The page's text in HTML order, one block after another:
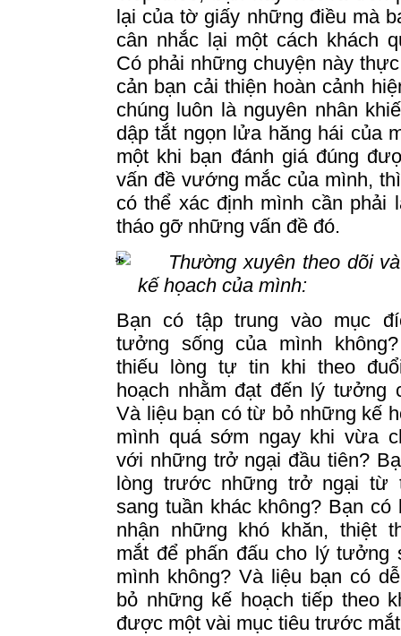
lại của tờ giấy những điều mà
cân nhắc lại một cách khách
Có phải những chuyện này
cản bạn cải thiện hoàn cảnh
chúng luôn là nguyên nhân
dập tắt ngọn lửa hăng hái của
một khi bạn đánh giá đúng
vấn đề vướng mắc của mình,
có thể xác định mình cần phải
tháo gỡ những vấn đề đó.
Thường xuyên theo dõi
kế họach của mình:
Bạn có tập trung vào mục
tưởng sống của mình không?
thiếu lòng tự tin khitheo
hoạch nhằm đạt đến lý tưởng
Và liệu bạn có từ bỏ những kế
mình quá sớm ngay khi vừa
với những trở ngại đầu tiên?
lòng trước những trở ngại từ
sang tuần khác không? Bạn có
nhận những khó khăn, thiệt
mắt để phấn đấu cho lý tưởng
mình không? Và liệu bạn có
bỏ những kế hoạch tiếp theo
được một vài mục tiêu trước